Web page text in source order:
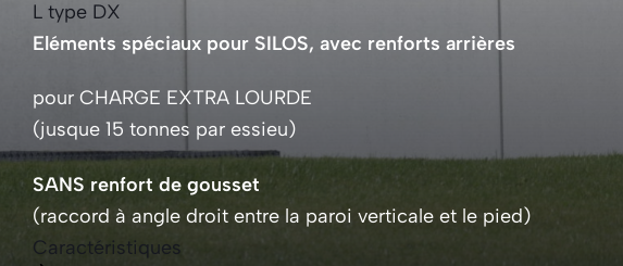
L type DX
Eléments spéciaux pour SILOS, avec renforts arrières
pour CHARGE EXTRA LOURDE
(jusque 15 tonnes par essieu)
SANS renfort de gousset
(raccord à angle droit entre la paroi verticale et le pied)
Caractéristiques